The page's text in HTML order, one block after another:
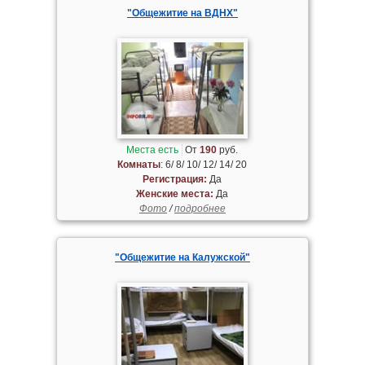
"Общежитие на ВДНХ"
Места есть От190 руб.
Комнаты: 6/ 8/ 10/ 12/ 14/ 20
Регистрация: Да
Женские места: Да
Фото/подробнее
"Общежитие на Калужской"